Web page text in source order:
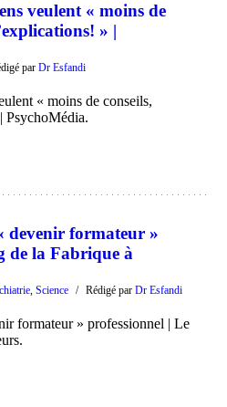
veulent « moins de
» |
parDr Esfandi
« moins de conseils,
PsychoMédia.
devenir formateur »
de la Fabrique à
,Science / Rédigé parDr Esfandi
formateur » professionnel | Le